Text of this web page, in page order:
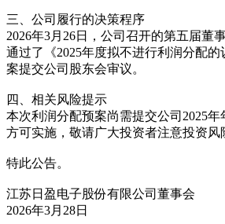
三、公司履行的决策程序
2026年3月26日，公司召开的第五届董
通过了《2025年度拟不进行利润分配
案提交公司股东会审议。
四、相关风险提示
本次利润分配预案尚需提交公司2025
方可实施，敬请广大投资者注意投资风
特此公告。
江苏日盈电子股份有限公司董事会
2026年3月28日